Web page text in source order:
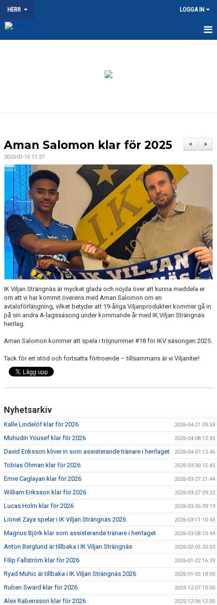
HERR LOGGA IN
DOKUMENT
KONTAKT
>
<
Aman Salomon klar för 2025
2025-01-10 11:27
IK Viljan Strängnäs är mycket glada och nöjda över att kunna meddela er
om att vi har kommit överens med Aman Salomon om en
avtalsförlängning, vilket betyder att 19-åriga Viljanprodukten kommer gå in
på sin andra A-lagssäsong under kommande år med IK Viljan Strängnäs
herrlag.
Aman Salomon kommer att spela i tröjnummer #18 för IKV säsongen 2025.
Tack för ert stöd och fortsatta förtroende – tillsammans är vi Viljaniter!
Nyhetsarkiv
Kalle Lindelöf klar för 2026 2026-04-21 09:34
Muhudin Yousef klar för 2026 2026-04-08 12:45
David Eriksson kliver in som assisterande tränare i herrlaget 2026-04-07 12:46
Tobias Öhman klar för 2026 2026-03-30 15:45
Emre Caglayan klar för 2026 2026-03-27 21:44
William Eriksson klar för 2026 2026-03-27 09:22
Lucas Holm klar för 2026 2026-03-26 09:19
Lionel Zaya spelar i IK Viljan Strängnäs 2026 2026-03-11 10:45
Magnus Björk klar som assisterande tränare i herrlaget 2026-03-08 10:44
Anton Berglund är tillbaka i IK Viljan Strängnäs 2026-02-05 20:03
Filip Fallström klar för 2026 2026-01-22 16:39
Ryad Muhic är tillbaka i IK Viljan Strängnäs 2026 2026-01-05 18:00
Ruben Swärd klar för 2026 2025-12-07 10:00
Alex Rabensson klar för 2026 2025-12-06 12:00